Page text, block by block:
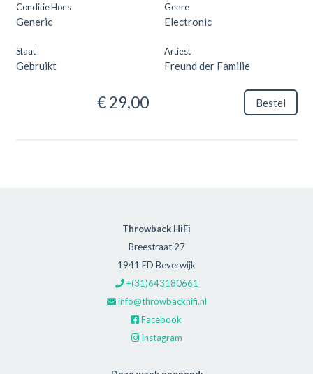
Conditie Hoes
Generic
Genre
Electronic
Staat
Gebruikt
Artiest
Freund der Familie
€ 29,00 Bestel
Throwback HiFi
Breestraat 27
1941 ED Beverwijk
+(31)643180661
info@throwbackhifi.nl
Facebook
Instagram